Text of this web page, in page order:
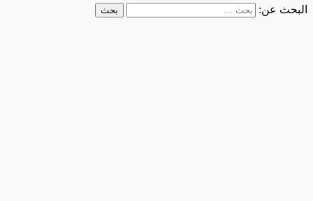
البحث عن: